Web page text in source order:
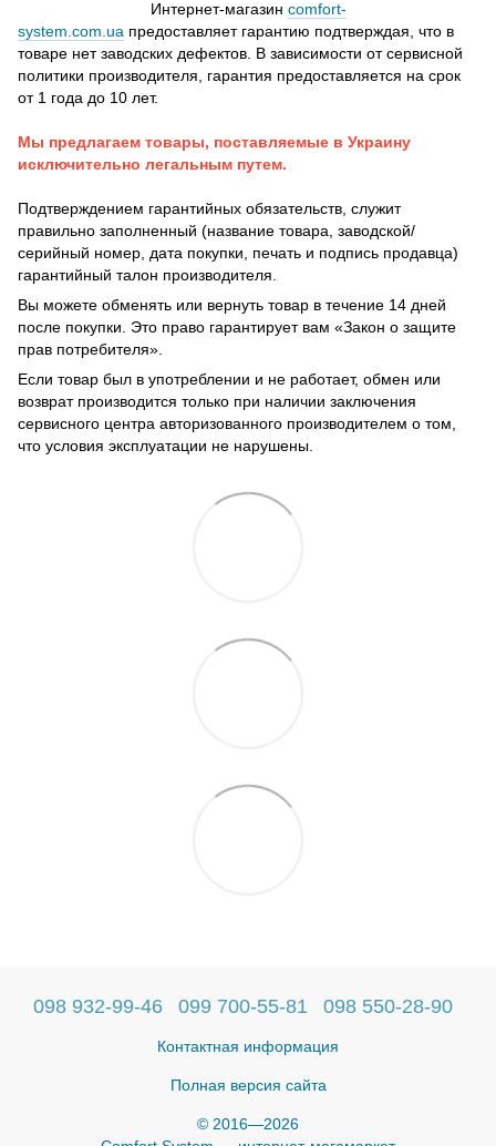
Интернет-магазин comfort-
system.com.ua предоставляет гарантию подтверждая, что в
товаре нет заводских дефектов. В зависимости от сервисной
политики производителя, гарантия предоставляется на срок
от 1 года до 10 лет.
Мы предлагаем товары, поставляемые в Украину
исключительно легальным путем.
Подтверждением гарантийных обязательств, служит
правильно заполненный (название товара, заводской/
серийный номер, дата покупки, печать и подпись продавца)
гарантийный талон производителя.
Вы можете обменять или вернуть товар в течение 14 дней
после покупки. Это право гарантирует вам «Закон о защите
прав потребителя».
Если товар был в употреблении и не работает, обмен или
возврат производится только при наличии заключения
сервисного центра авторизованного производителем о том,
что условия эксплуатации не нарушены.
098 932-99-46 099 700-55-81 098 550-28-90
Контактная информация
Полная версия сайта
© 2016—2026